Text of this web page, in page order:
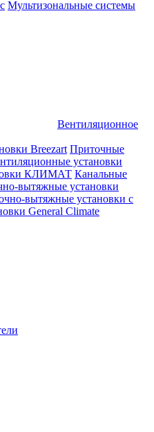
Мультизональные системы
Вентиляционное
Breezart Приточные
установки
КЛИМАТ Канальные
вытяжные установки
вытяжные установки с
General Climate